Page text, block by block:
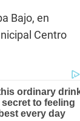
Bajo, en
Centro